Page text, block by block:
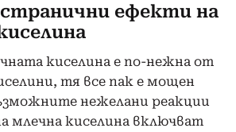
ефекти на
киселина е по-нежна от
тя все пак е мощен
нежелани реакции
млечна киселина включват